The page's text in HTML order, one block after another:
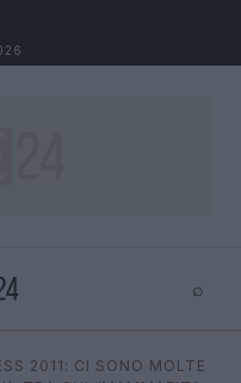
⌕
⌕ ×
2011: CI SONO MOLTE